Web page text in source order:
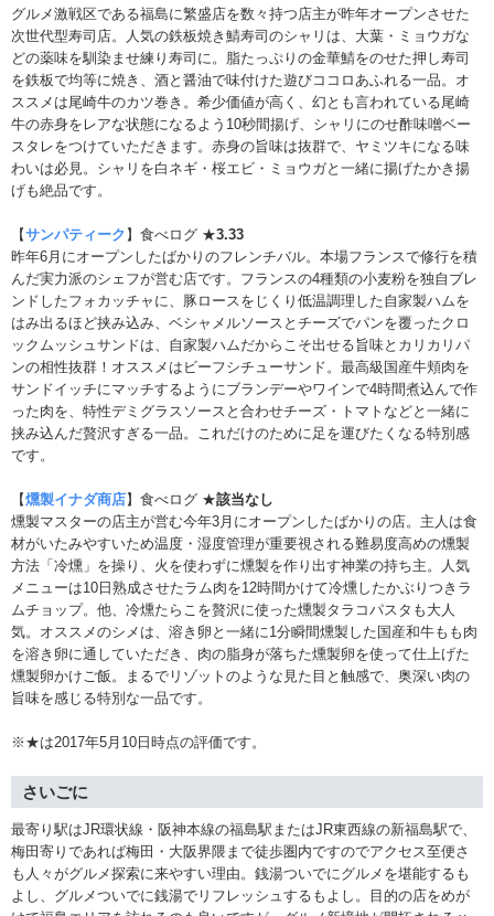
グルメ激戦区である福島に繁盛店を数々持つ店主が昨年オープンさせた
次世代型寿司店。人気の鉄板焼き鯖寿司のシャリは、大葉・ミョウガな
どの薬味を馴染ませ練り寿司に。脂たっぷりの金華鯖をのせた押し寿司
を鉄板で均等に焼き、酒と醤油で味付けた遊びココロあふれる一品。オ
ススメは尾崎牛のカツ巻き。希少価値が高く、幻とも言われている尾崎
牛の赤身をレアな状態になるよう10秒間揚げ、シャリにのせ酢味噌ベー
スタレをつけていただきます。赤身の旨味は抜群で、ヤミツキになる味
わいは必見。シャリを白ネギ・桜エビ・ミョウガと一緒に揚げたかき揚
げも絶品です。
【サンパティーク】食べログ ★3.33
昨年6月にオープンしたばかりのフレンチバル。本場フランスで修行を積
んだ実力派のシェフが営む店です。フランスの4種類の小麦粉を独自ブレ
ンドしたフォカッチャに、豚ロースをじくり低温調理した自家製ハムを
はみ出るほど挟み込み、ベシャメルソースとチーズでパンを覆ったクロ
ックムッシュサンドは、自家製ハムだからこそ出せる旨味とカリカリパ
ンの相性抜群！オススメはビーフシチューサンド。最高級国産牛頬肉を
サンドイッチにマッチするようにブランデーやワインで4時間煮込んで作
った肉を、特性デミグラスソースと合わせチーズ・トマトなどと一緒に
挟み込んだ贅沢すぎる一品。これだけのために足を運びたくなる特別感
です。
【燻製イナダ商店】食べログ ★該当なし
燻製マスターの店主が営む今年3月にオープンしたばかりの店。主人は食
材がいたみやすいため温度・湿度管理が重要視される難易度高めの燻製
方法「冷燻」を操り、火を使わずに燻製を作り出す神業の持ち主。人気
メニューは10日熟成させたラム肉を12時間かけて冷燻したかぶりつきラ
ムチョップ。他、冷燻たらこを贅沢に使った燻製タラコパスタも大人
気。オススメのシメは、溶き卵と一緒に1分瞬間燻製した国産和牛もも肉
を溶き卵に通していただき、肉の脂身が落ちた燻製卵を使って仕上げた
燻製卵かけご飯。まるでリゾットのような見た目と触感で、奥深い肉の
旨味を感じる特別な一品です。
※★は2017年5月10日時点の評価です。
さいごに
最寄り駅はJR環状線・阪神本線の福島駅またはJR東西線の新福島駅で、
梅田寄りであれば梅田・大阪界隈まで徒歩圏内ですのでアクセス至便さ
も人々がグルメ探索に来やすい理由。銭湯ついでにグルメを堪能するも
よし、グルメついでに銭湯でリフレッシュするもよし。目的の店をめが